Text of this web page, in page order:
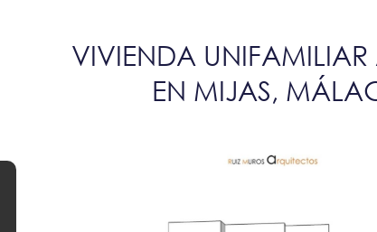
VIVIENDA
EN MIJAS,